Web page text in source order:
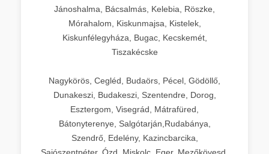
Jánoshalma, Bácsalmás, Kelebia, Röszke,
Mórahalom, Kiskunmajsa, Kistelek,
Kiskunfélegyháza, Bugac, Kecskemét,
Tiszakécske
Nagykörös, Cegléd, Budaörs, Pécel, Gödöllő,
Dunakeszi, Budakeszi, Szentendre, Dorog,
Esztergom, Visegrád, Mátrafüred,
Bátonyterenye, Salgótarján,Rudabánya,
Szendrő, Edelény, Kazincbarcika,
Sajószentpéter, Ózd, Miskolc, Eger, Mezőkövesd,